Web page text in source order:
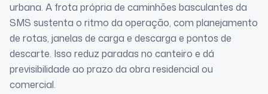
urbana. A frota própria de caminhões basculantes da
SMS sustenta o ritmo da operação, com planejamento
de rotas, janelas de carga e descarga e pontos de
descarte. Isso reduz paradas no canteiro e dá
previsibilidade ao prazo da obra residencial ou
comercial.